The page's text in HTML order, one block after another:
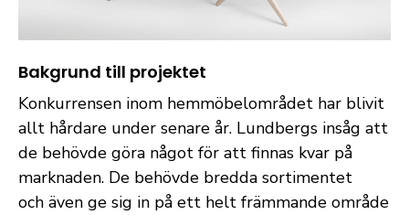
Bakgrund till projektet
Konkurrensen inom hemmöbelområdet har blivit
allt hårdare under senare år. Lundbergs insåg att
de behövde göra något för att finnas kvar på
marknaden. De behövde bredda sortimentet
och även ge sig in på ett helt främmande område